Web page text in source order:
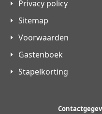
Privacy policy
Sitemap
Voorwaarden
Gastenboek
Stapelkorting